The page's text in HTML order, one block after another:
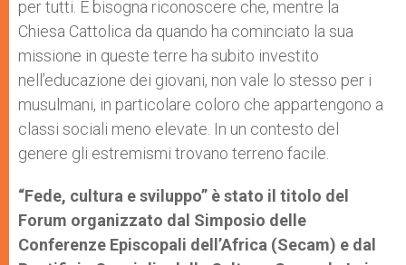
per tutti. E bisogna riconoscere che, mentre la
Chiesa Cattolica da quando ha cominciato la sua
missione in queste terre ha subito investito
nell’educazione dei giovani, non vale lo stesso per i
musulmani, in particolare coloro che appartengono a
classi sociali meno elevate. In un contesto del
genere gli estremismi trovano terreno facile.
“Fede, cultura e sviluppo” è stato il titolo del
Forum organizzato dal Simposio delle
Conferenze Episcopali dell’Africa (Secam) e dal